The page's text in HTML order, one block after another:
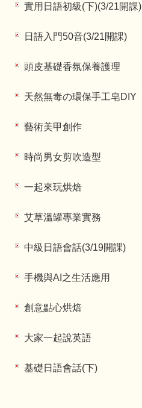
實用日語初級(下)(3/21開課)
日語入門50音(3/21開課)
頭皮基礎香氛保養護理
天然無毒の環保手工皂DIY
藝術美甲創作
時尚男女剪吹造型
一起來玩烘焙
艾草溫罐專業實務
中級日語會話(3/19開課)
手機與AI之生活應用
創意點心烘焙
大家一起說英語
基礎日語會話(下)